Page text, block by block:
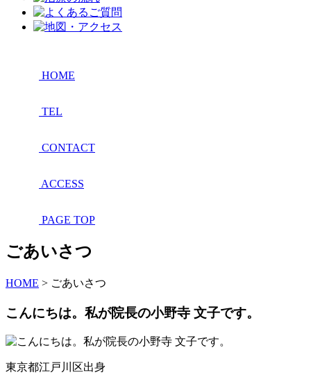
HOME
TEL
CONTACT
ACCESS
PAGE TOP
ごあいさつ
HOME > ごあいさつ
こんにちは。私が院長の小野寺 文子です。
東京都江戸川区出身